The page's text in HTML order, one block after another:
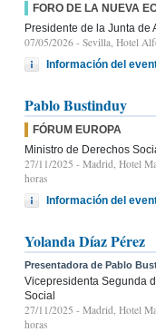
FORO DE LA NUEVA
Presidente de la Junta de
07/05/2026 - Sevilla, Hotel
Información del
Pablo Bustinduy
FÓRUM EUROPA
Ministro de Derechos
27/11/2025 - Madrid, Hotel
horas
Información del
Yolanda Díaz Pérez
Presentadora de Pablo
Vicepresidenta Segunda
Social
27/11/2025 - Madrid, Hotel
horas